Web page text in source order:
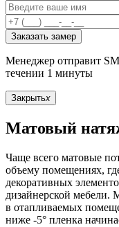
Заказать замер
Менеджер отправит
течении 1 минуты
Закрытьx
Матовый
Чаще всего матовые
объему помещениях,
декоративных
дизайнерской мебели.
в отапливаемых
ниже -5° пленка